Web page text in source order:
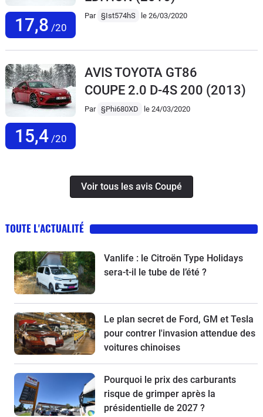
17,8 /20
Par §Ist574hS le 26/03/2020
15,4/20
AVIS TOYOTA GT86
COUPE 2.0 D-4S 200 (2013)
Par §Phi680XD le 24/03/2020
Voir tous les avis Coupé
TOUTE L'ACTUALITÉ
Vanlife : le Citroën Type Holidays
sera-t-il le tube de l’été ?
Le plan secret de Ford, GM et Tesla
pour contrer l'invasion attendue des
voitures chinoises
Pourquoi le prix des carburants
risque de grimper après la
présidentielle de 2027 ?